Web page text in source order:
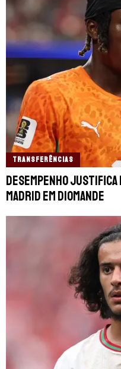
TRANSFERÊNCIAS
Desempenho
Madrid em Diomande